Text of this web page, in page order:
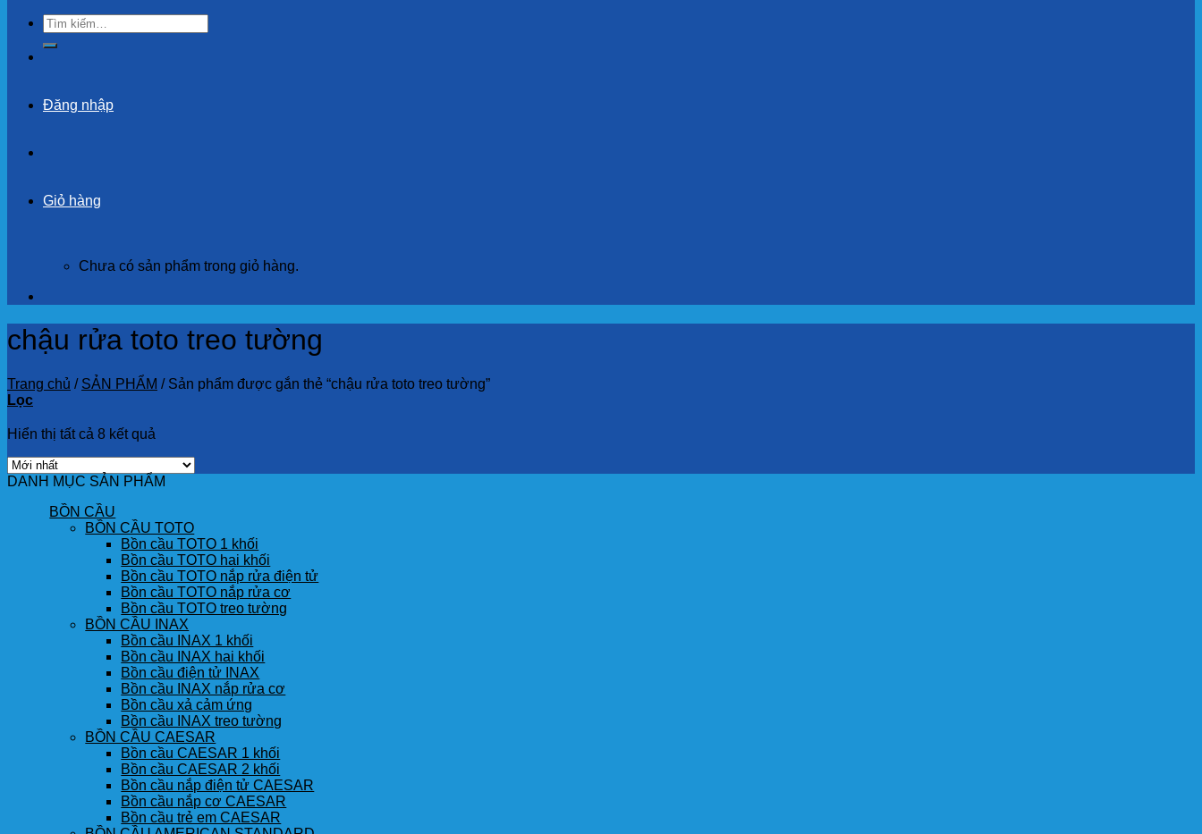
Tìm
kiếm:
Đăng nhập
Giỏ hàng
Chưa có sản phẩm trong giỏ hàng.
chậu rửa toto treo tường
Trang chủ / SẢN PHẨM /Sản phẩm được gắn thẻ “chậu rửa toto treo tường”
Lọc
Hiển thị tất cả 8 kết quả
DANH MỤC SẢN PHẨM
BỒN CẦU
BỒN CẦU TOTO
Bồn cầu TOTO 1 khối
Bồn cầu TOTO hai khối
Bồn cầu TOTO nắp rửa điện tử
Bồn cầu TOTO nắp rửa cơ
Bồn cầu TOTO treo tường
BỒN CẦU INAX
Bồn cầu INAX 1 khối
Bồn cầu INAX hai khối
Bồn cầu điện tử INAX
Bồn cầu INAX nắp rửa cơ
Bồn cầu xả cảm ứng
Bồn cầu INAX treo tường
BỒN CẦU CAESAR
Bồn cầu CAESAR 1 khối
Bồn cầu CAESAR 2 khối
Bồn cầu nắp điện tử CAESAR
Bồn cầu nắp cơ CAESAR
Bồn cầu trẻ em CAESAR